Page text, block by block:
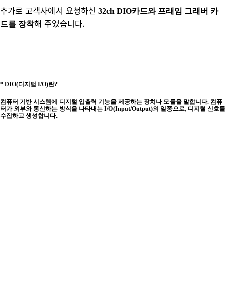
추가로 고객사에서 요청하신 32ch DIO카드와 프래임 그래버 카
드를 장착해 주었습니다.
* DIO(디지털 I/O)란?
컴퓨터 기반 시스템에 디지털 입출력 기능을 제공하는 장치나 모듈을 말합니다. 컴퓨
터가 외부와 통신하는 방식을 나타내는 I/O(Input/Output)의 일종으로, 디지털 신호를
수집하고 생성합니다.